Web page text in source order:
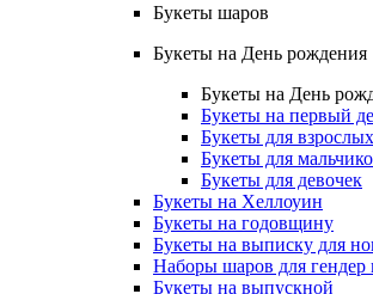
Букеты шаров
Букеты на День рождения
Букеты на День
Букеты на первый
Букеты для взрослых
Букеты для
Букеты для девочек
Букеты на Хеллоуин
Букеты на годовщину
Букеты на выписку для
Наборы шаров для гендер
Букеты на выпускной